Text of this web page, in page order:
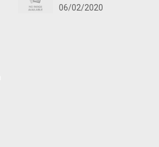
06/02/2020